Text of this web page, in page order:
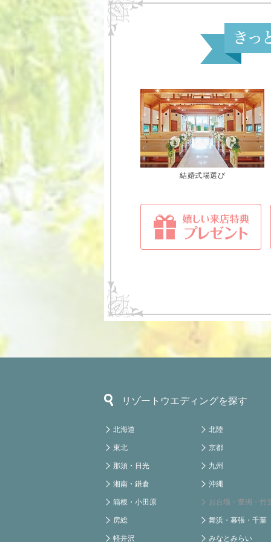
結婚式場選び
リゾートウエディングを探す
北海道
東北
那須・日光
湘南・鎌倉
箱根・小田原
房総
軽井沢
北陸
京都
九州
沖縄
お台場・豊洲・竹
舞浜・幕張・千葉
みなとみらい